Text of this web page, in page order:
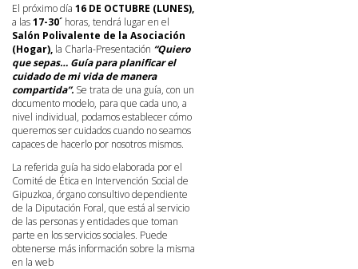
El próximo día 16 DE OCTUBRE (LUNES),
a las17-30´ horas, tendrá lugar en el
Salón Polivalente de la Asociación
(Hogar), la Charla-Presentación “Quiero
que sepas… Guía para planificar el
cuidado de mi vida de manera
compartida”. Se trata de una guía, con un
documento modelo, para que cada uno, a
nivel individual, podamos establecer cómo
queremos ser cuidados cuando no seamos
capaces de hacerlo por nosotros mismos.
La referida guía ha sido elaborada por el
Comité de Ética en Intervención Social de
Gipuzkoa, órgano consultivo dependiente
de la Diputación Foral, que está al servicio
de las personas y entidades que toman
parte en los servicios sociales. Puede
obtenerse más información sobre la misma
en la web